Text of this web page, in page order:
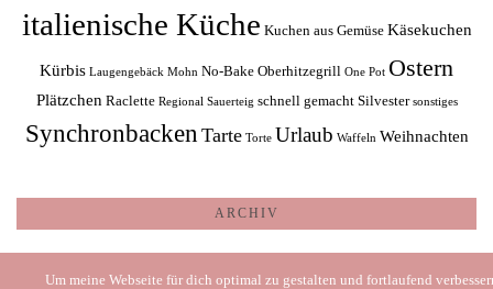
italienische Küche Kuchen aus Gemüse Käsekuchen
Kürbis Laugengebäck Mohn No-Bake Oberhitzegrill One Pot Ostern
Plätzchen Raclette Regional Sauerteig schnell gemacht Silvester sonstiges
Synchronbacken Tarte Torte Urlaub Waffeln Weihnachten
ARCHIV
Archiv
Um meine Webseite für dich optimal zu gestalten und fortlaufend